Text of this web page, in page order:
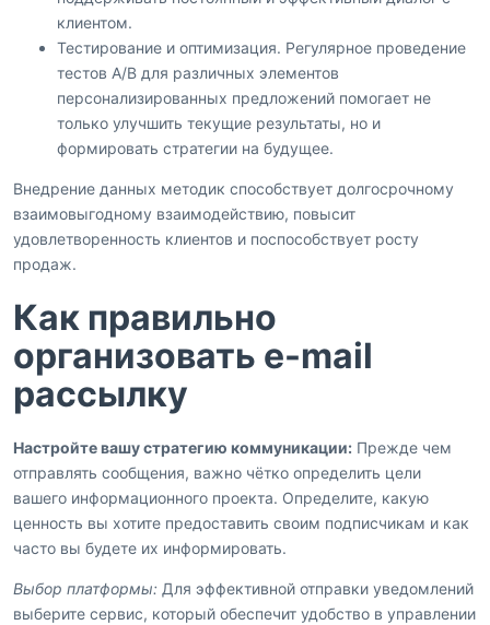
клиентом.
Тестирование и оптимизация. Регулярное проведение
тестов A/B для различных элементов
персонализированных предложений помогает не
только улучшить текущие результаты, но и
формировать стратегии на будущее.
Внедрение данных методик способствует долгосрочному
взаимовыгодному взаимодействию, повысит
удовлетворенность клиентов и поспособствует росту
продаж.
Как правильно
организовать e-mail
рассылку
Настройте вашу стратегию коммуникации: Прежде чем
отправлять сообщения, важно чётко определить цели
вашего информационного проекта. Определите, какую
ценность вы хотите предоставить своим подписчикам и как
часто вы будете их информировать.
Выбор платформы: Для эффективной отправки уведомлений
выберите сервис, который обеспечит удобство в управлении